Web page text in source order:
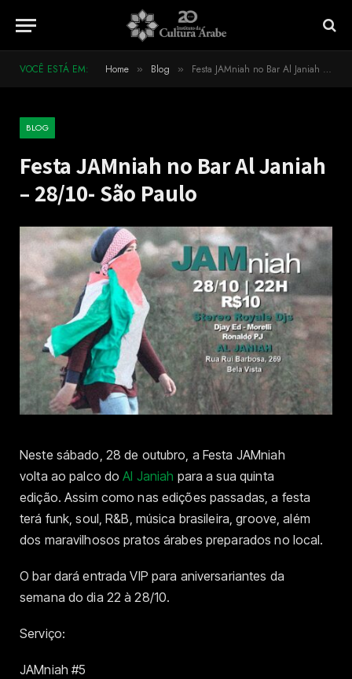
VOCÊ ESTÁ EM: Home » Blog » Festa JAMniah no Bar Al Janiah – 28/10- São Paulo
BLOG
Festa JAMniah no Bar Al Janiah
– 28/10- São Paulo
Neste sábado, 28 de outubro, a Festa JAMniah
volta ao palco doAl Janiah para a sua quinta
edição. Assim como nas edições passadas, a festa
terá funk, soul, R&B, música brasileira, groove, além
dos maravilhosos pratos árabes preparados no local.
O bar dará entrada VIP para aniversariantes da
semana do dia 22 à 28/10.
Serviço:
JAMniah #5